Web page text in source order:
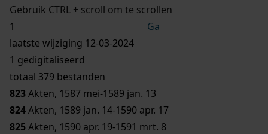
Gebruik CTRL + scroll om te scrollen
Ga
laatste wijziging 12-03-2024
1 gedigitaliseerd
totaal 379 bestanden
823Akten, 1587 mei-1589 jan. 13
824Akten, 1589 jan. 14-1590 apr. 17
825Akten, 1590 apr. 19-1591 mrt. 8